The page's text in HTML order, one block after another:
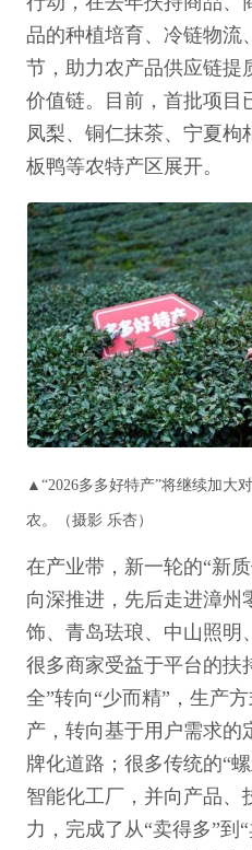
品的种植培育、冷链物流
节，助力农产品供应链提
价值链。目前，首批项目
凤梨、铜仁抹茶、宁夏枸
板鸭等农特产区展开。
▲“2026多多好特产”将继续加大
农。（摄影 乐杏）
在产业带，新一轮的“新
向深推进，先后走进漳州
饰、青岛珐琅、中山照明
很多商家受益于平台的扶
全”转向“少而精”，生产
产，转向基于用户需求的
牌化道路；很多传统的“
智能化工厂，并向产品、
力，完成了从“卖得多”到